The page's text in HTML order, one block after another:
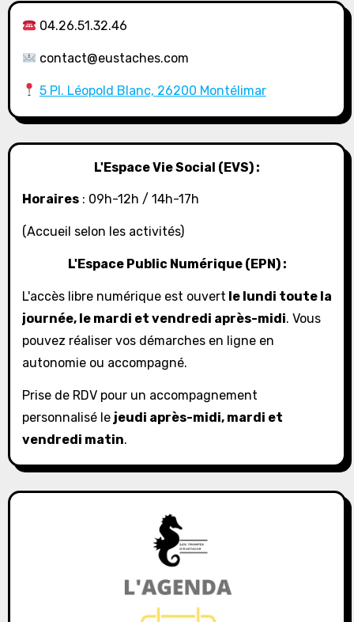
04.26.51.32.46
contact@eustaches.com
5 Pl. Léopold Blanc, 26200 Montélimar
L'Espace Vie Social (EVS) :
Horaires: 09h-12h / 14h-17h
(Accueil selon les activités)
L'Espace Public Numérique (EPN) :
L'accès libre numérique est ouvert le lundi toute la
journée, le mardi et vendredi après-midi. Vous
pouvez réaliser vos démarches en ligne en
autonomie ou accompagné.
Prise de RDV pour un accompagnement
personnalisé le jeudi après-midi, mardi et
vendredi matin.